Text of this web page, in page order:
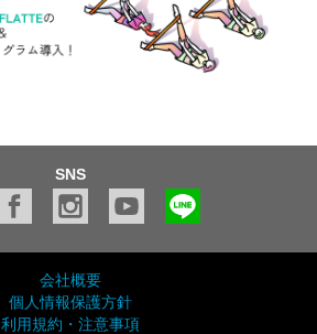
SNS
会社概要
個人情報保護方針
利用規約・注意事項